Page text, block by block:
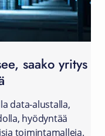
saako yritys
data-alustalla,
hyödyntää
toimintamalleja.